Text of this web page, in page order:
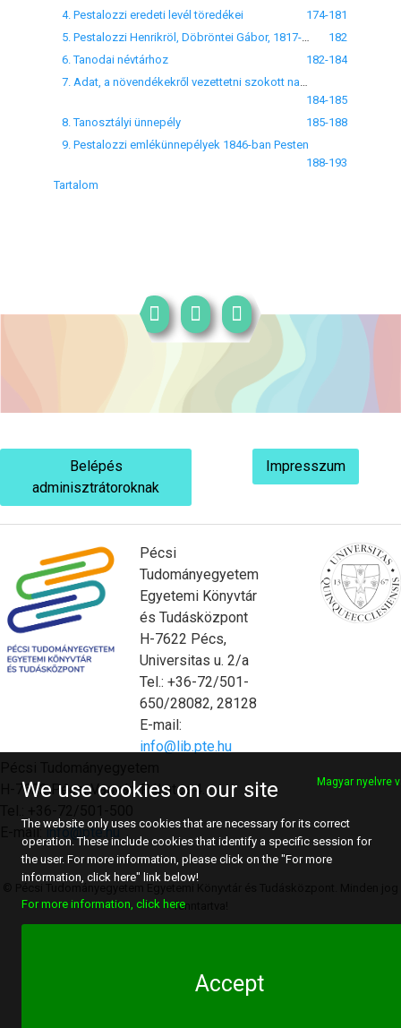
4. Pestalozzi eredeti levél töredékei
174-181
182
6. Tanodai névtárhoz
182-184
184-185
8. Tanosztályi ünnepély
185-188
9. Pestalozzi emlékünnepélyek 1846-ban Pesten
188-193
Tartalom
Belépés
adminisztrátoroknak
Impresszum
Pécsi
Tudományegyetem
Egyetemi Könyvtár
és Tudásközpont
H-7622 Pécs,
Universitas u. 2/a
Tel.: +36-72/501-
650/28082, 28128
E-mail:
info@lib.pte.hu
H-7622 Pécs, Vasvári Pál utca 4.
E-mail:info@pte.hu
© Pécsi Tudományegyetem Egyetemi Könyvtár és Tudásközpont. Minden jog
fenntartva!
We use cookies on our site Magyar nyelvre
The website only uses cookies that are necessary for its correct
operation. These include cookies that identify a specific session for
the user. For more information, please click on the "For more
information, click here" link below!
For more information, click here
Accept